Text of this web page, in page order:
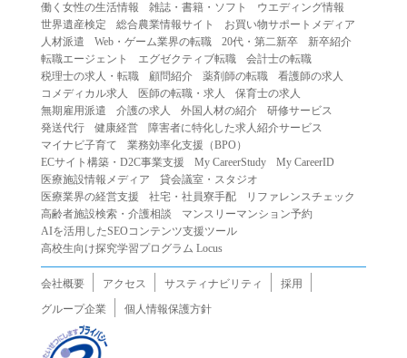
バシー、その他の権利を侵害する行為
（４）当社または第三者を誹謗中傷する行為
（５）当社または第三者に不利益を与える行為
（６）営利を目的とした行為
（７）政治・選挙・宗教活動またはそれらに類する行為
（８）本サービスの運営を妨害する行為
（９）法令違反、犯罪行為、または公序良俗に反する行為
（１０）暴力的な要求行為、または法的な責任を超えた不
当な要求行為
（１１）その他当社が不適切であると判断する行為
２.当社は、前項の定めに該当する行為を行った利用者に対
の提供を停止または中断することができるものとします。
第５条（免責）
１.当社は、本サービスの利用（これらに伴う当社または第
三者の情報提供行為等を含みます）により、利用者に生じ
働く女性の生活情報
雑誌・書籍・ソフト
ウエディング情報
世界遺産検定
総合農業情報サイト
お買い物サポートメディア
人材派遣
Web・ゲーム業界の転職 20代・第二新卒
新卒紹介
転職エージェント
エグゼクティブ転職
会計士の転職
税理士の求人・転職
顧問紹介 薬剤師の転職
看護師の求人
コメディカル求人
医師の転職・求人
保育士の求人
無期雇用派遣
介護の求人 外国人材の紹介
研修サービス
発送代行
健康経営
障害者に特化した求人紹介サービス
マイナビ子育て
業務効率化支援（BPO）
ECサイト構築・D2C事業支援
My CareerStudy
My CareerID
医療施設情報メディア
貸会議室・スタジオ
医療業界の経営支援
社宅・社員寮手配
リファレンスチェック
高齢者施設検索・介護相談
マンスリーマンション予約
AIを活用したSEOコンテンツ支援ツール
高校生向け探究学習プログラム Locus
会社概要 アクセス サスティナビリティ
採用
グループ企業
個人情報保護方針